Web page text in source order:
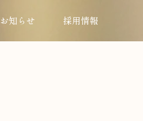
お知らせ 採用情報